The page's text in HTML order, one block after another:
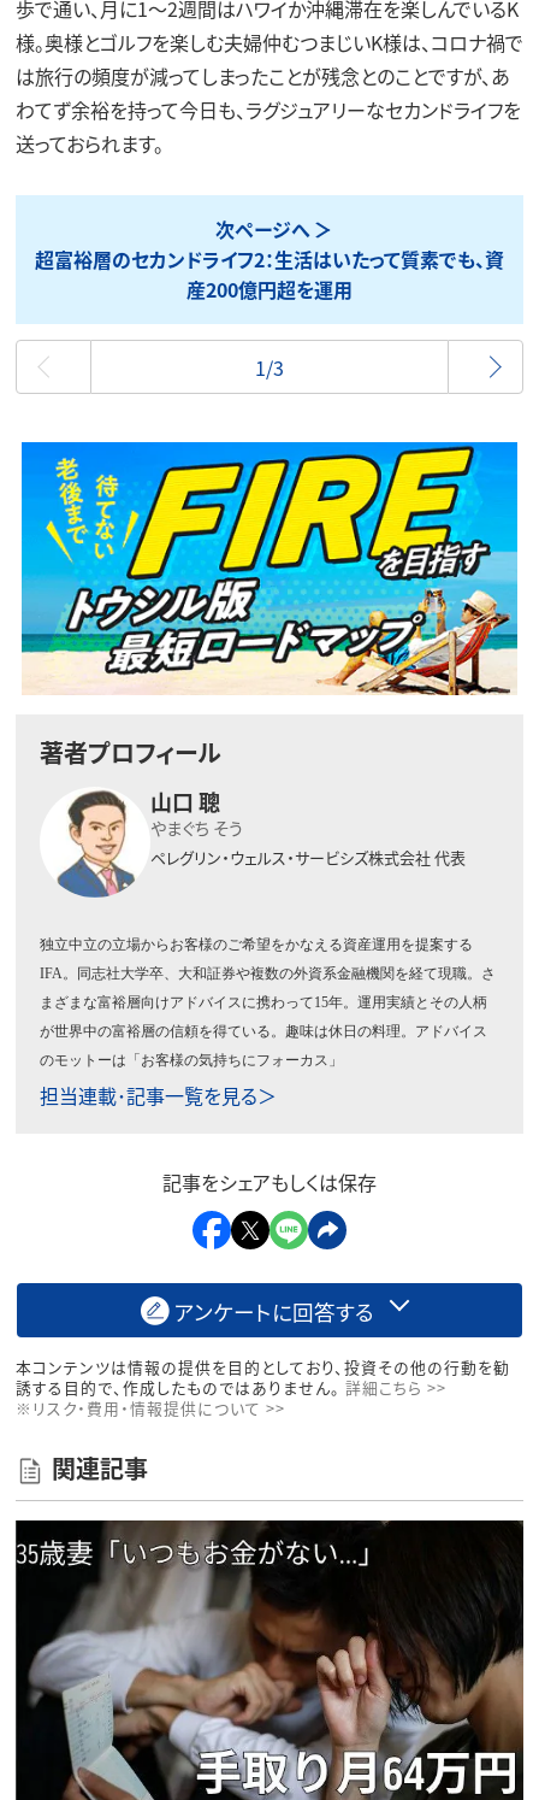
歩で通い、月に1～2週間はハワイか沖縄滞在を楽しんでいるK
様。奥様とゴルフを楽しむ夫婦仲むつまじいK様は、コロナ禍で
は旅行の頻度が減ってしまったことが残念とのことですが、あ
わてず余裕を持って今日も、ラグジュアリーなセカンドライフを
送っておられます。
次ページへ
超富裕層のセカンドライフ2：生活はいたって質素でも、資
産200億円超を運用
最初
1/3
著者プロフィール
山口 聰
やまぐち そう
ペレグリン・ウェルス・サービシズ株式会社 代表
独立中立の立場からお客様のご希望をかなえる資産運用を提案する
IFA。同志社大学卒、大和証券や複数の外資系金融機関を経て現職。さ
まざまな富裕層向けアドバイスに携わって15年。運用実績とその人柄
が世界中の富裕層の信頼を得ている。趣味は休日の料理。アドバイス
のモットーは「お客様の気持ちにフォーカス」
担当連載･記事一覧を見る＞
記事をシェアもしくは保存
アンケートに回答する
本コンテンツは情報の提供を目的としており、投資その他の行動を勧
誘する目的で、作成したものではありません。 詳細こちら >>
※リスク・費用・情報提供について >>
関連記事